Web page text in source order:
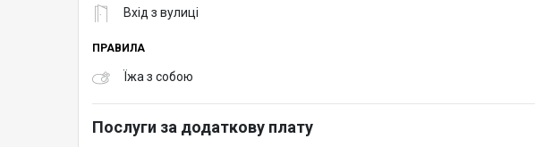
Вхід з вулиці
ПРАВИЛА
Їжа з собою
Послуги за додаткову плату